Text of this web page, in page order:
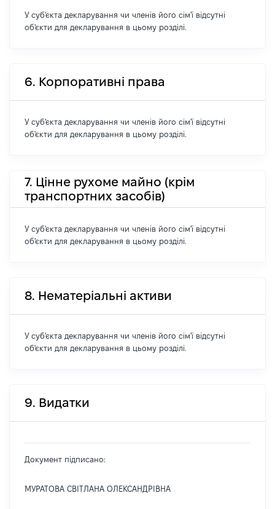
У суб'єкта декларування чи членів його сім'ї відсутні
об'єкти для декларування в цьому розділі.
6. Корпоративні права
У суб'єкта декларування чи членів його сім'ї відсутні
об'єкти для декларування в цьому розділі.
7. Цінне рухоме майно (крім
транспортних засобів)
У суб'єкта декларування чи членів його сім'ї відсутні
об'єкти для декларування в цьому розділі.
8. Нематеріальні активи
У суб'єкта декларування чи членів його сім'ї відсутні
об'єкти для декларування в цьому розділі.
9. Видатки
Документ підписано:
МУРАТОВА СВІТЛАНА ОЛЕКСАНДРІВНА